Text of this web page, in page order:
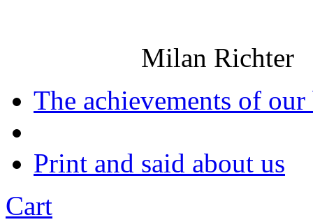
Milan Richter
The achievements of
Print and said about us
Cart